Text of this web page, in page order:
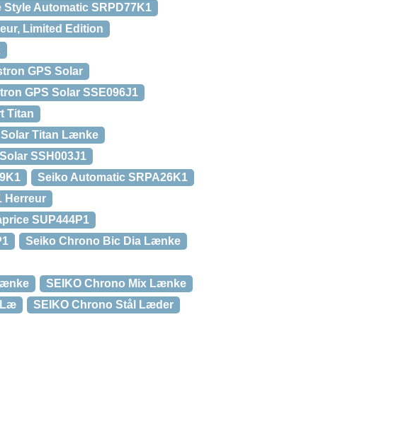
Automatic SRPD77K1
Limited Edition
GPS Solar
GPS Solar SSE096J1
Titan
Titan Lænke
SSH003J1
Seiko Automatic SRPA26K1
Herreur
SUP444P1
Seiko Chrono Bic Dia Lænke
SEIKO Chrono Mix Lænke
Læ
SEIKO Chrono Stål Læder